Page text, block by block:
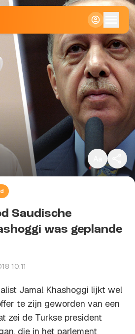
Klein
Standaard
Groot
Saudische
was geplande
10:11
Jamal Khashoggi lijkt wel
te zijn geworden van een
zei de Turkse president
die in het parlement